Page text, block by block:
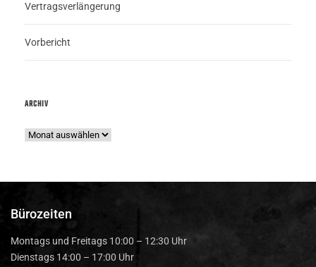
Vertragsverlängerung
Vorbericht
ARCHIV
Bürozeiten
Montags und Freitags 10:00 – 12:30 Uhr
Dienstags 14:00 – 17:00 Uhr